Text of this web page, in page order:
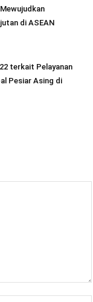
di ASEAN
terkait Pelayanan
Pesiar Asing di